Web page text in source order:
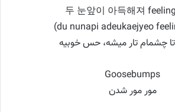
두 눈앞이 아득해져
چشمام تار میشه، حس خوبیه
Goosebumps
مور مور شدن